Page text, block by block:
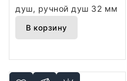
душ, ручной душ 32 мм
В корзину